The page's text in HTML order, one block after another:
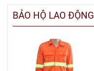
BẢO HỘ LAO ĐỘNG